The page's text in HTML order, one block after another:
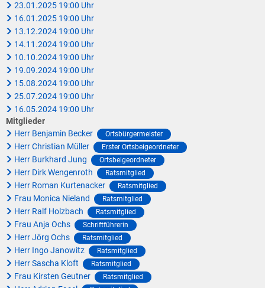
23.01.2025 19:00 Uhr
16.01.2025 19:00 Uhr
13.12.2024 19:00 Uhr
14.11.2024 19:00 Uhr
10.10.2024 19:00 Uhr
19.09.2024 19:00 Uhr
15.08.2024 19:00 Uhr
25.07.2024 19:00 Uhr
16.05.2024 19:00 Uhr
Mitglieder
Herr Benjamin Becker
Ortsbürgermeister
Herr Christian Müller Erster Ortsbeigeordneter
Herr Burkhard Jung Ortsbeigeordneter
Herr Dirk Wengenroth Ratsmitglied
Herr Roman Kurtenacker Ratsmitglied
Frau Monica Nieland Ratsmitglied
Herr Ralf Holzbach Ratsmitglied
Frau Anja Ochs Schriftführerin
Herr Jörg Ochs Ratsmitglied
Herr Ingo Janowitz Ratsmitglied
Herr Sascha Kloft Ratsmitglied
Frau Kirsten Geutner Ratsmitglied